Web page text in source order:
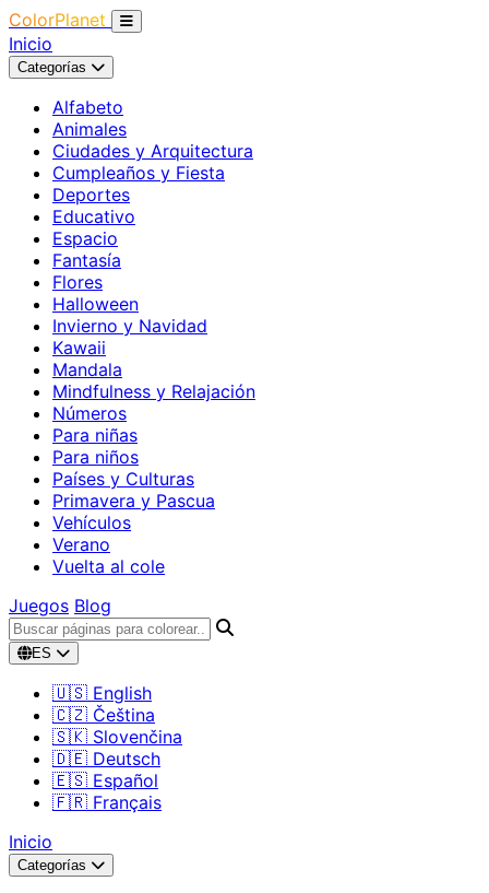
ColorPlanet
Inicio
Categorías
Alfabeto
Animales
Ciudades y Arquitectura
Cumpleaños y Fiesta
Deportes
Educativo
Espacio
Fantasía
Flores
Halloween
Invierno y Navidad
Kawaii
Mandala
Mindfulness y Relajación
Números
Para niñas
Para niños
Países y Culturas
Primavera y Pascua
Vehículos
Verano
Vuelta al cole
Juegos Blog
ES
🇺🇸 English
🇨🇿 Čeština
🇸🇰 Slovenčina
🇩🇪 Deutsch
🇪🇸 Español
🇫🇷 Français
Inicio
Categorías